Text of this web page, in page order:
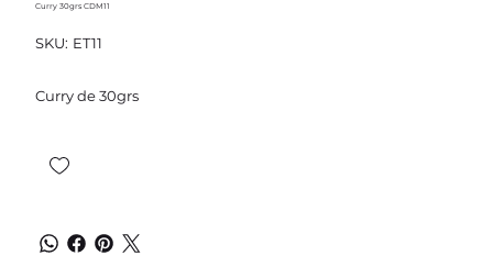
Curry 30grs CDM11
SKU: SKU
ET11
ET11
Curry de 30grs